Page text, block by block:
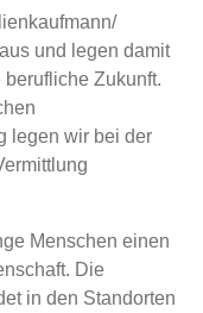
und legen damit
Zukunft.
legen wir bei der
Menschen einen
Die
in den Standorten